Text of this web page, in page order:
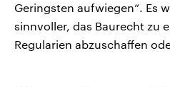
Geringsten aufwiegen“. Es
sinnvoller, das Baurecht zu
Regularien abzuschaffen